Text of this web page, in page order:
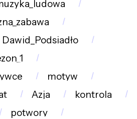
Dawid_Podsiadło
motyw
Azja
kontrola
potwory